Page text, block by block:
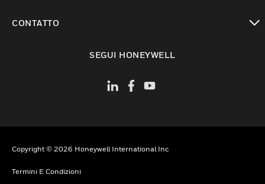
CONTATTO
SEGUI HONEYWELL
Copyright © 2026 Honeywell International Inc
Termini E Condizioni